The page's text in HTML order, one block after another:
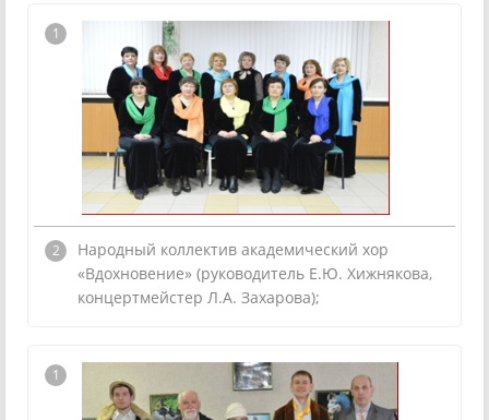
Народный коллектив академический хор
«Вдохновение» (руководитель Е.Ю. Хижнякова,
концертмейстер Л.А. Захарова);